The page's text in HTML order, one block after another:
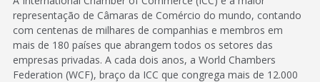
representação de Câmaras de Comércio do mundo, contando
com centenas de milhares de companhias e membros em
mais de 180 países que abrangem todos os setores das
empresas privadas. A cada dois anos, a World Chambers
Federation (WCF), braço da ICC que congrega mais de 12.000